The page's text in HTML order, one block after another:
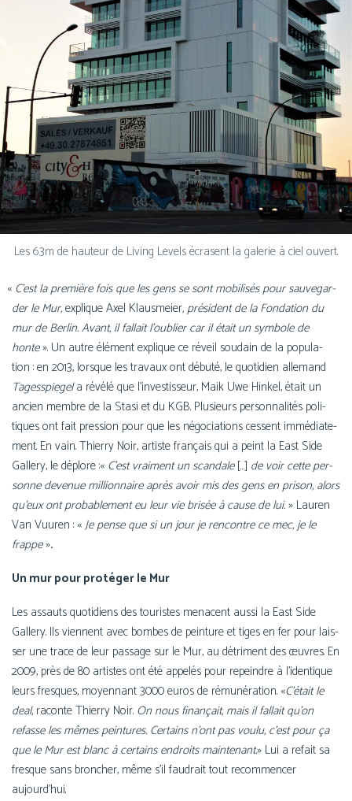
Les 63m de hau­teur de Living Levels écrasent la gale­rie à ciel ouvert.
« C’est la pre­mière fois que les gens se sont mobi­li­sés pour sau­ve­gar­
der le Mur,explique Axel Klausmeier, pré­sident de la Fondation du
mur de Berlin. Avant, il fal­lait l’ou­blier car il était un sym­bole de
honte». Un autre élé­ment explique ce réveil sou­dain de la popu­la­
tion : en 2013, lorsque les tra­vaux ont débu­té, le quo­ti­dien alle­mand
Tagesspiegela révé­lé que l’in­ves­tis­seur, Maik Uwe Hinkel, était un
ancien membre de la Stasi et du KGB. Plusieurs per­son­na­li­tés poli­
tiques ont fait pres­sion pour que les négo­cia­tions cessent immé­dia­te­
ment. En vain. Thierry Noir, artiste fran­çais qui a peint la East Side
Gallery, le déplore :« C’est vrai­ment un scan­dale[…] de voir cette per­
sonne deve­nue mil­lion­naire après avoir mis des gens en pri­son, alors
qu’eux ont pro­ba­ble­ment eu leur vie bri­sée à cause de lui.» Lauren
Van Vuuren : «Je pense que si un jour je ren­contre ce mec, je le
frappe».
Un mur pour pro­té­ger le Mur
Les assauts quo­ti­diens des tou­ristes menacent aus­si la East Side
Gallery. Ils viennent avec bombes de pein­ture et tiges en fer pour lais­
ser une trace de leur pas­sage sur le Mur, au détri­ment des œuvres. En
2009, près de 80 artistes ont été appe­lés pour repeindre à l’i­den­tique
leurs fresques, moyen­nant 3000 euros de rému­né­ra­tion. «C’était le
deal, raconte Thierry Noir. On nous finan­çait, mais il fal­lait qu’on
refasse les mêmes pein­tures. Certains n’ont pas vou­lu, c’est pour ça
que le Mur est blanc à cer­tains endroits main­te­nant.» Lui a refait sa
fresque sans bron­cher, même s’il fau­drait tout recom­men­cer
aujourd’hui.